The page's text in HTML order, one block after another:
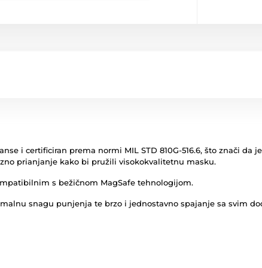
i certificiran prema normi MIL STD 810G-516.6, što znači
prianjanje kako bi pružili visokokvalitetnu masku.
s bežičnom MagSafe tehnologijom.
snagu punjenja te brzo i jednostavno spajanje sa svim